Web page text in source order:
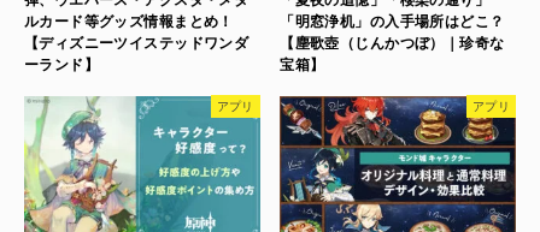
ルカード等グッズ情報まとめ！
【ディズニーツイステッドワンダ
ーランド】
「明窓浄机」の入手場所はどこ？
【塵歌壺（じんかつぼ）｜珍奇な
宝箱】
アプリ アプリ